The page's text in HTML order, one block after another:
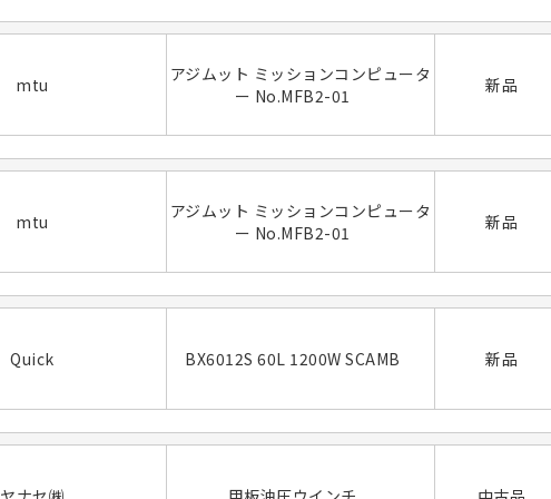
mtu
アジムット ミッションコンピュータ
ー No.MFB2-01
新品
mtu
アジムット ミッションコンピュータ
ー No.MFB2-01
新品
Quick BX6012S 60L 1200W SCAMB 新品